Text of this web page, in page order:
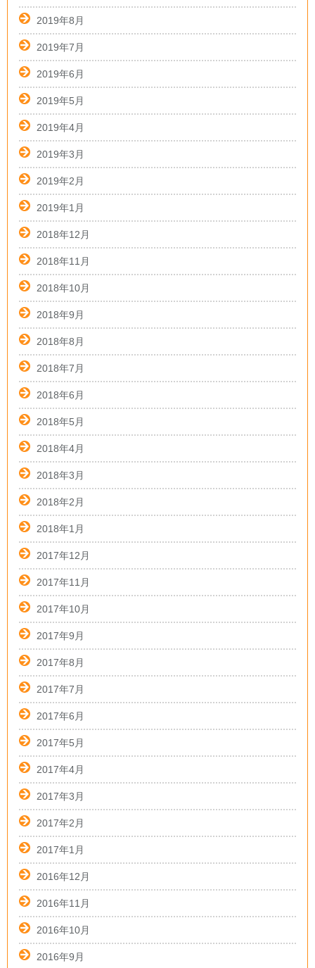
2019年8月
2019年7月
2019年6月
2019年5月
2019年4月
2019年3月
2019年2月
2019年1月
2018年12月
2018年11月
2018年10月
2018年9月
2018年8月
2018年7月
2018年6月
2018年5月
2018年4月
2018年3月
2018年2月
2018年1月
2017年12月
2017年11月
2017年10月
2017年9月
2017年8月
2017年7月
2017年6月
2017年5月
2017年4月
2017年3月
2017年2月
2017年1月
2016年12月
2016年11月
2016年10月
2016年9月